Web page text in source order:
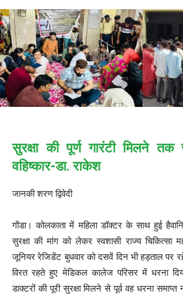
सुरक्षा की पूर्ण गारंटी मिलने तक
वहिष्कार-डा. राकेश
जानकी शरण द्विवेदी
गोंडा। कोलकाता में महिला डॉक्टर के साथ हुई
सुरक्षा की मांग को लेकर स्वशासी राज्य चिकित्सा
जूनियर रेजिडेंट बुधवार को दसवें दिन भी हड़ताल पर
विरत रहते हुए मेडिकल कालेज परिसर में धरना
डाक्टरों की पूरी सुरक्षा मिलने से पूर्व वह धरना